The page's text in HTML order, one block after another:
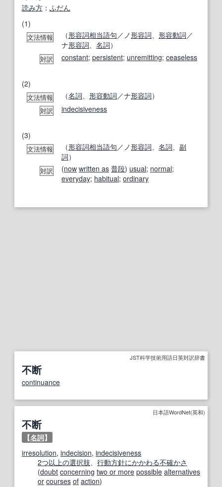
読み方 ： ふだん
(1)
文法情報 （形容詞相当語句／ノ形容詞、 形容動詞／
ナ形容詞、 名詞）
対訳 constant; persistent; unremitting; ceaseless
(2)
文法情報 （名詞、 形容動詞／ナ形容詞）
対訳 indecisiveness
(3)
文法情報 （形容詞相当語句／ノ形容詞、 名詞、 副
詞）
対訳 (now written as 普段) usual; normal;
everyday; habitual; ordinary
JST科学技術用語日英対訳辞書
不断
continuance
日本語WordNet(英和)
不断
【名詞】
irresolution, indecision, indecisiveness
2つ以上の選択肢、 行動方針にかかわる不確かさ
(doubt concerning two or more possible alternatives
or courses of action)